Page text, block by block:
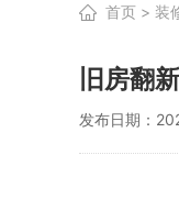
首页 > 装
旧房翻
发布日期：